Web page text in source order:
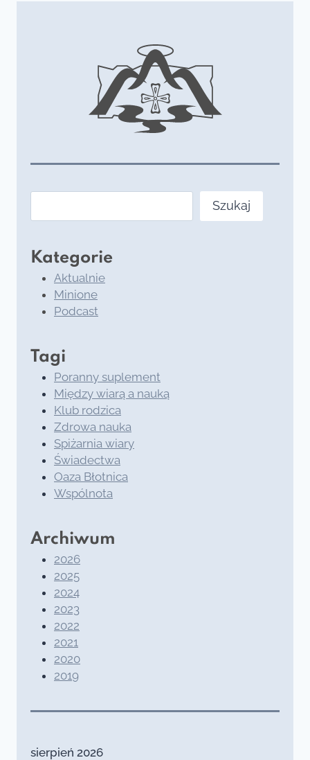
Szukaj
Kategorie
Aktualnie
Minione
Podcast
Tagi
Poranny suplement
Między wiarą a nauką
Klub rodzica
Zdrowa nauka
Spiżarnia wiary
Świadectwa
Oaza Błotnica
Wspólnota
Archiwum
2026
2025
2024
2023
2022
2021
2020
2019
sierpień 2026